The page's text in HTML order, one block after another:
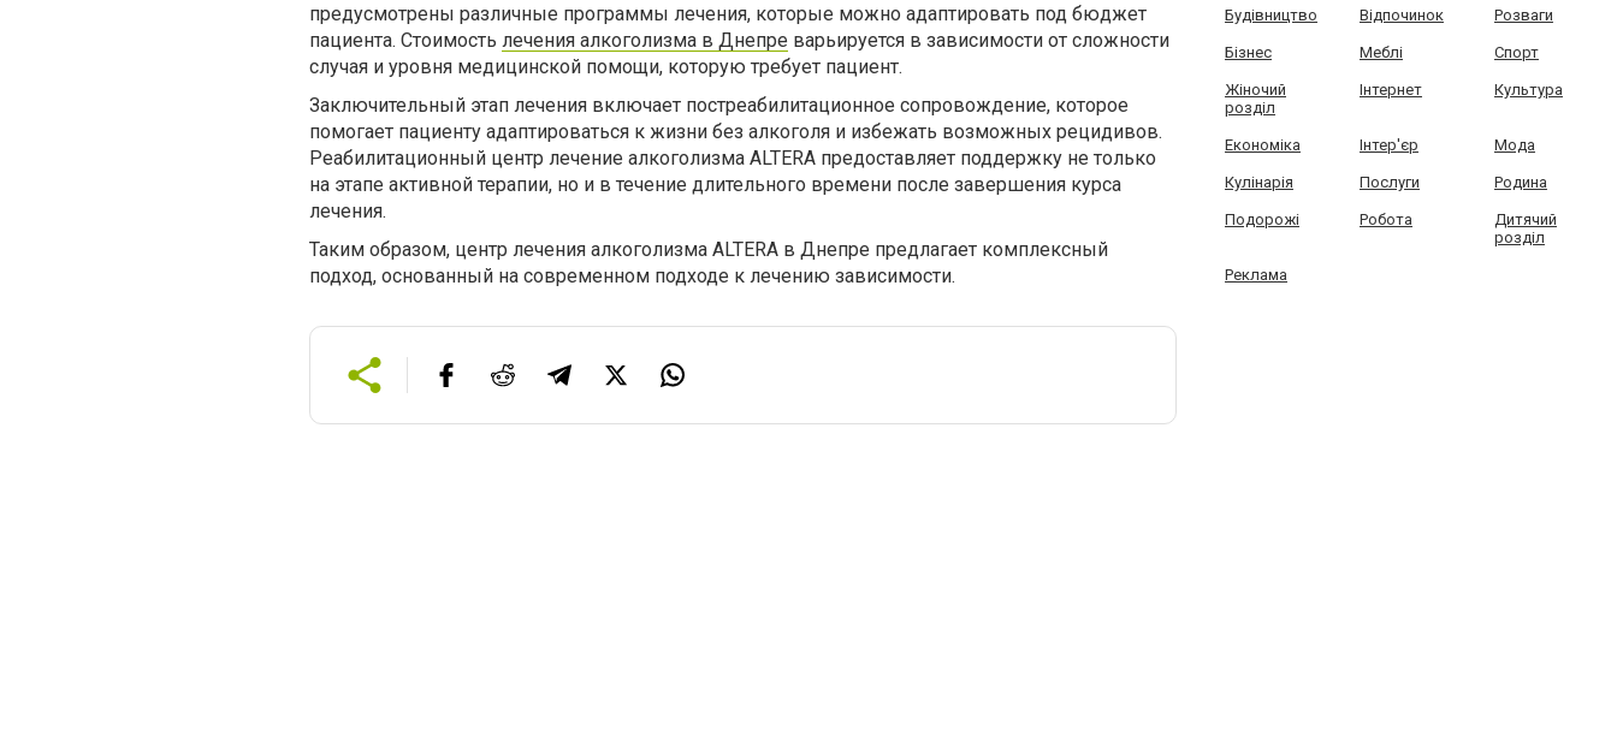
предусмотрены различные программы лечения, которые можно адаптировать под бюджет
пациента. Стоимость лечения алкоголизма в Днепре варьируется в зависимости от сложности
случая и уровня медицинской помощи, которую требует пациент.
Заключительный этап лечения включает постреабилитационное сопровождение, которое
помогает пациенту адаптироваться к жизни без алкоголя и избежать возможных рецидивов.
Реабилитационный центр лечение алкоголизма ALTERA предоставляет поддержку не только
на этапе активной терапии, но и в течение длительного времени после завершения курса
лечения.
Таким образом, центр лечения алкоголизма ALTERA в Днепре предлагает комплексный
подход, основанный на современном подходе к лечению зависимости.
Будівництво Відпочинок Розваги
Бізнес Меблі Спорт
Жіночий
розділ
Інтернет Культура
Економіка Інтер'єр Мода
Кулінарія Послуги Родина
Подорожі Робота
Дитячий
розділ
Реклама